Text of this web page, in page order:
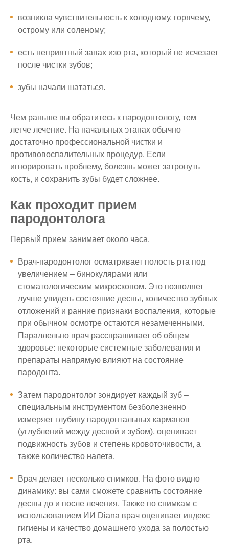
возникла чувствительность к холодному, горячему,
острому или соленому;
есть неприятный запах изо рта, который не исчезает
после чистки зубов;
зубы начали шататься.
Чем раньше вы обратитесь к пародонтологу, тем
легче лечение. На начальных этапах обычно
достаточно профессиональной чистки и
противовоспалительных процедур. Если
игнорировать проблему, болезнь может затронуть
кость, и сохранить зубы будет сложнее.
Как проходит прием
пародонтолога
Первый прием занимает около часа.
Врач-пародонтолог осматривает полость рта под
увеличением – бинокулярами или
стоматологическим микроскопом. Это позволяет
лучше увидеть состояние десны, количество зубных
отложений и ранние признаки воспаления, которые
при обычном осмотре остаются незамеченными.
Параллельно врач расспрашивает об общем
здоровье: некоторые системные заболевания и
препараты напрямую влияют на состояние
пародонта.
Затем пародонтолог зондирует каждый зуб –
специальным инструментом безболезненно
измеряет глубину пародонтальных карманов
(углублений между десной и зубом), оценивает
подвижность зубов и степень кровоточивости, а
также количество налета.
Врач делает несколько снимков. На фото видно
динамику: вы сами сможете сравнить состояние
десны до и после лечения. Также по снимкам с
использованием ИИ Diana врач оценивает индекс
гигиены и качество домашнего ухода за полостью
рта.